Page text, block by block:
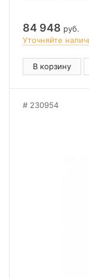
84 948 руб.
Уточняйте
В корзину
230954